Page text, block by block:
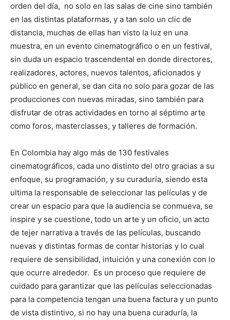
orden del día, no solo en las salas de cine sino también
en las distintas plataformas, y a tan solo un clic de
distancia, muchas de ellas han visto la luz en una
muestra, en un evento cinematográfico o en un festival,
sin duda un espacio trascendental en donde directores,
realizadores, actores, nuevos talentos, aficionados y
público en general, se dan cita no solo para gozar de las
producciones con nuevas miradas, sino también para
disfrutar de otras actividades en torno al séptimo arte
como foros, masterclasses, y talleres de formación.
En Colombia hay algo más de 130 festivales
cinematográficos, cada uno distinto del otro gracias a su
enfoque, su programación, y su curaduría, siendo esta
ultima la responsable de seleccionar las películas y de
crear un espacio para que la audiencia se conmueva, se
inspire y se cuestione, todo un arte y un oficio, un acto
de tejer narrativa a través de las películas, buscando
nuevas y distintas formas de contar historias y lo cual
requiere de sensibilidad, intuición y una conexión con lo
que ocurre alrededor. Es un proceso que requiere de
cuidado para garantizar que las películas seleccionadas
para la competencia tengan una buena factura y un punto
de vista distintivo, si no hay una buena curaduría, la